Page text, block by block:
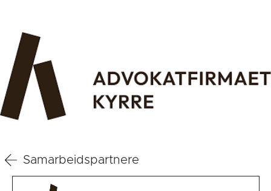
Samarbeidspartnere